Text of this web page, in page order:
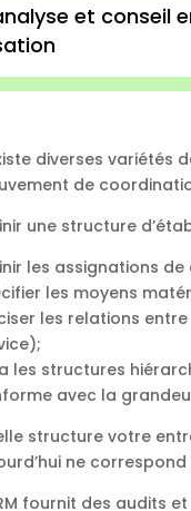
et conseil
diverses variétés
de
une structure
les assignations
les moyens
les relations
les structures
avec la
structure votre
ne
fournit des audits